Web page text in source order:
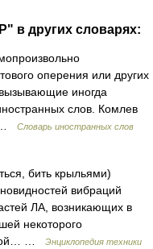
в других словарях:
оперения или других
иногда
слов. Комлев
…
Словарь иностранных слов
бить крыльями)
вибраций
ЛА, возникающих в
некоторого
…
Энциклопедия техники